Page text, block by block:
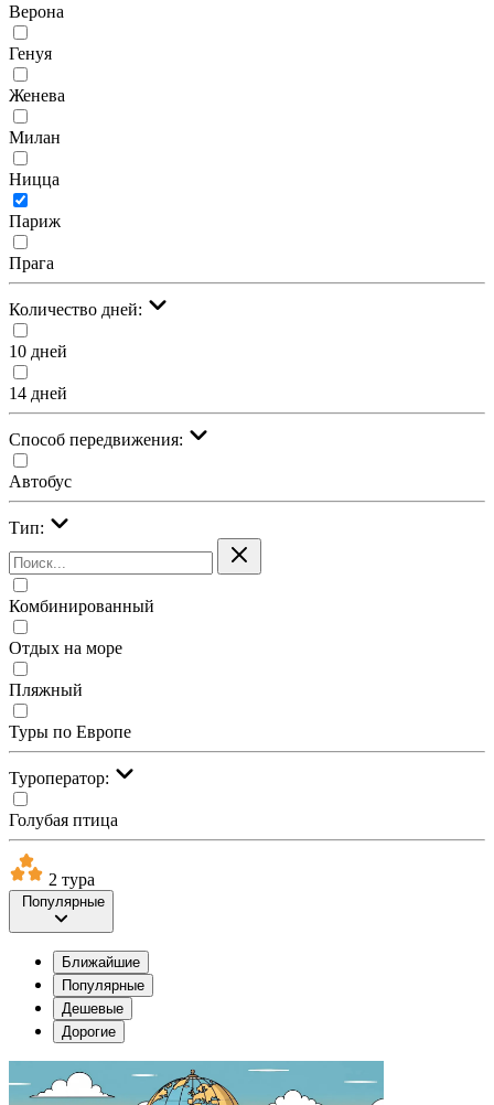
Верона
Генуя
Женева
Милан
Ницца
Париж
Прага
Количество дней:
10 дней
14 дней
Cпособ передвижения:
Автобус
Тип:
Комбинированный
Отдых на море
Пляжный
Туры по Европе
Туроператор:
Голубая птица
2 тура
Популярные
Ближайшие
Популярные
Дешевые
Дорогие